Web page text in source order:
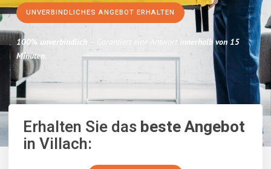
UNVERBINDLICHES ANGEBOT ERHALTEN
100% unverbindlich – Garantiert eine Antwort innerhalb von 15
Minuten.
Erhalten Sie dasbeste Angebot
in Villach: